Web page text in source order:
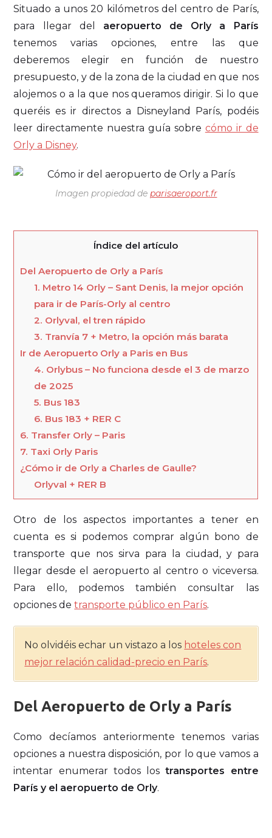
Situado a unos 20 kilómetros del centro de París,
para llegar del aeropuerto de Orly a París
tenemos varias opciones, entre las que
deberemos elegir en función de nuestro
presupuesto, y de la zona de la ciudad en que nos
alojemos o a la que nos queramos dirigir. Si lo que
queréis es ir directos a Disneyland París, podéis
leer directamente nuestra guía sobre cómo ir de
Orly a Disney.
Imagen propiedad de parisaeroport.fr
Índice del artículo
Del Aeropuerto de Orly a París
1. Metro 14 Orly – Sant Denis, la mejor opción
para ir de París-Orly al centro
2. Orlyval, el tren rápido
3. Tranvía 7 + Metro, la opción más barata
Ir de Aeropuerto Orly a Paris en Bus
4. Orlybus – No funciona desde el 3 de marzo
de 2025
5. Bus 183
6. Bus 183 + RER C
6. Transfer Orly – Paris
7. Taxi Orly Paris
¿Cómo ir de Orly a Charles de Gaulle?
Orlyval + RER B
Otro de los aspectos importantes a tener en
cuenta es si podemos comprar algún bono de
transporte que nos sirva para la ciudad, y para
llegar desde el aeropuerto al centro o viceversa.
Para ello, podemos también consultar las
opciones detransporte público en París.
No olvidéis echar un vistazo a los hoteles con
mejor relación calidad-precio en París.
Del Aeropuerto de Orly a París
Como decíamos anteriormente tenemos varias
opciones a nuestra disposición, por lo que vamos a
intentar enumerar todos lostransportes entre
París y el aeropuerto de Orly.